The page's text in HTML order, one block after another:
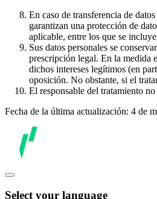
En caso de transferencia de
garantizan una protección de
aplicable, entre los que se
Sus datos personales se
prescripción legal. En la medida
dichos intereses legítimos (en
oposición. No obstante, si el
El responsable del tratamiento
Fecha de la última actualización: 4 de
Select your language